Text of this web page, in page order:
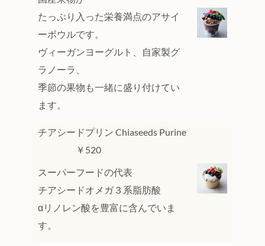
たっぷり入った栄養満点のアサイ
ーボウルです。
ヴィーガンヨーグルト、自家製グ
ラノーラ、
季節の果物も一緒に盛り付けてい
ます。
チアシードプリン Chiaseeds Purine
￥520
スーパーフードの代表
チアシードオメガ３系脂肪酸
αリノレン酸を豊富に含んでいま
す。